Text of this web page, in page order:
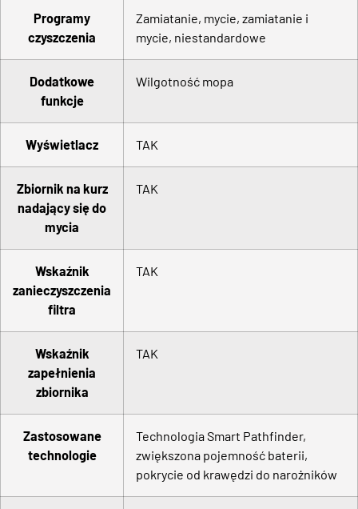
Programy
czyszczenia
Zamiatanie, mycie, zamiatanie i
mycie, niestandardowe
Dodatkowe
funkcje
Wilgotność mopa
Wyświetlacz TAK
Zbiornik na kurz
nadający się do
mycia
TAK
Wskaźnik
zanieczyszczenia
filtra
TAK
Wskaźnik
zapełnienia
zbiornika
TAK
Zastosowane
technologie
Technologia Smart Pathfinder,
zwiększona pojemność baterii,
pokrycie od krawędzi do narożników